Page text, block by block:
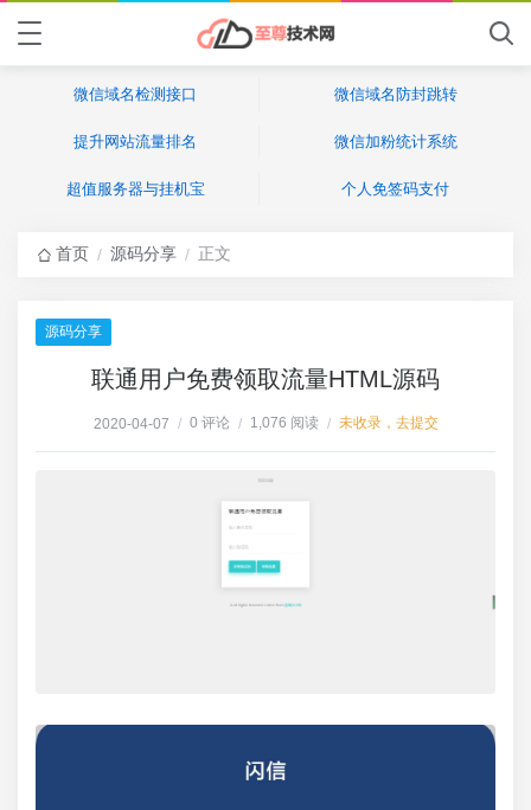
微信域名检测接口 微信域名防封跳转
提升网站流量排名 微信加粉统计系统
超值服务器与挂机宝 个人免签码支付
首页 / 源码分享 / 正文
源码分享
联通用户免费领取流量HTML源码
2020-04-07 / 0 评论 / 1,076 阅读 / 未收录，去提交